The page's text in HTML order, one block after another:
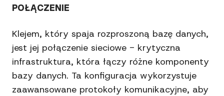
POŁĄCZENIE
Klejem, który spaja rozproszoną bazę danych,
jest jej połączenie sieciowe - krytyczna
infrastruktura, która łączy różne komponenty
bazy danych. Ta konfiguracja wykorzystuje
zaawansowane protokoły komunikacyjne, aby